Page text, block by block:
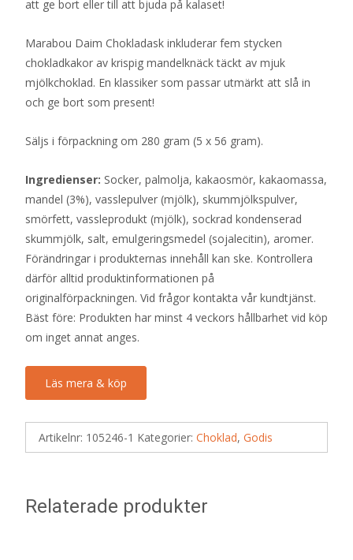
att ge bort eller till att bjuda på kalaset!
Marabou Daim Chokladask inkluderar fem stycken
chokladkakor av krispig mandelknäck täckt av mjuk
mjölkchoklad. En klassiker som passar utmärkt att slå in
och ge bort som present!
Säljs i förpackning om 280 gram (5 x 56 gram).
Ingredienser: Socker, palmolja, kakaosmör, kakaomassa,
mandel (3%), vasslepulver (mjölk), skummjölkspulver,
smörfett, vassleprodukt (mjölk), sockrad kondenserad
skummjölk, salt, emulgeringsmedel (sojalecitin), aromer.
Förändringar i produkternas innehåll kan ske. Kontrollera
därför alltid produktinformationen på
originalförpackningen. Vid frågor kontakta vår kundtjänst.
Bäst före: Produkten har minst 4 veckors hållbarhet vid köp
om inget annat anges.
Läs mera & köp
Artikelnr: 105246-1 Kategorier: Choklad, Godis
Relaterade produkter